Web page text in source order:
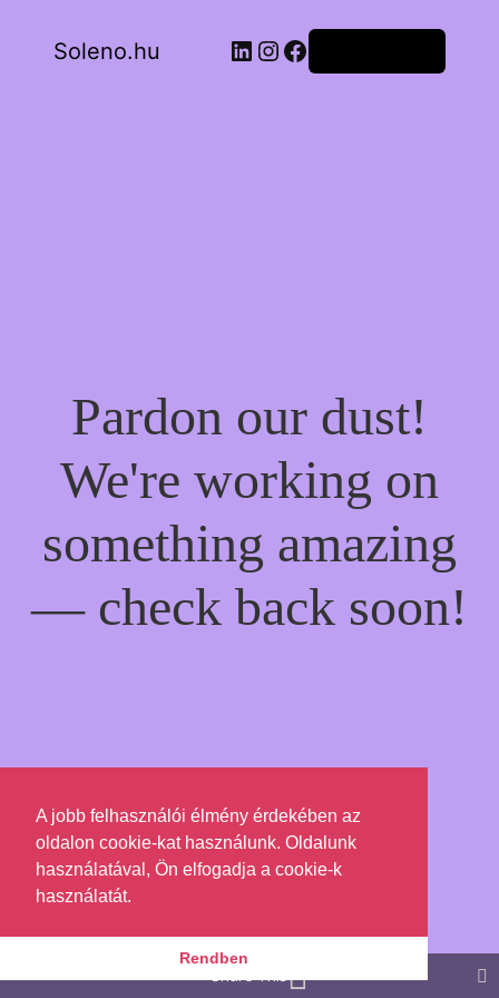
Soleno.hu LinkedIn
Instagram
Facebook
Pardon our dust!
We're working on
something amazing
— check back soon!
Share This
A jobb felhasználói élmény érdekében az
oldalon cookie-kat használunk. Oldalunk
használatával, Ön elfogadja a cookie-k
használatát.
Rendben